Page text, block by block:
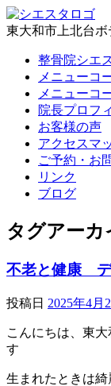
東大和市上北台ボ
整骨院シエ
メニューコ
メニューコ
院長プロフ
お客様の声
アクセスマ
ご予約・お
リンク
ブログ
タグアーカ
不老と健康 デ
投稿日 2025年4月
こんにちは、東
す
生まれたときは